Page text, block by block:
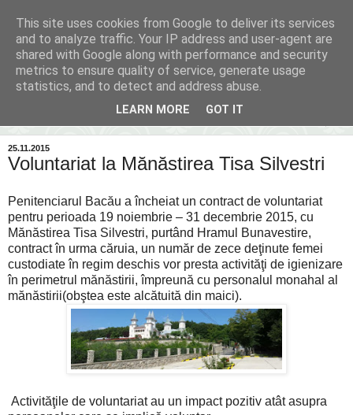
Inima Bacăului
Din inima Bacăului...spre inima ta...
25.11.2015
Voluntariat la Mănăstirea Tisa Silvestri
Penitenciarul Bacău a încheiat un contract de voluntariat
pentru perioada 19 noiembrie – 31 decembrie 2015, cu
Mănăstirea Tisa Silvestri, purtând Hramul Bunavestire,
contract în urma căruia, un număr de zece deţinute femei
custodiate în regim deschis vor presta activităţi de igienizare
în perimetrul mănăstirii, împreună cu personalul monahal al
mănăstirii(obştea este alcătuită din maici).
Activităţile de voluntariat au un impact pozitiv atât asupra
This site uses cookies from Google to deliver its services
and to analyze traffic. Your IP address and user-agent are
shared with Google along with performance and security
metrics to ensure quality of service, generate usage
statistics, and to detect and address abuse.
LEARN MORE GOT IT